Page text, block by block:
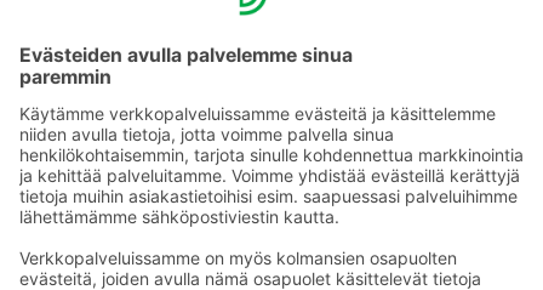
myyntipalvelustamme sales.karelia@sok.fi.
Sinä päätät, miten nautit aamiaisesi. Me tarjoilemme.
vastaanotosta.